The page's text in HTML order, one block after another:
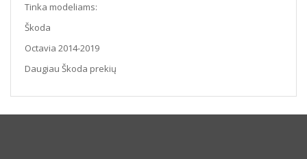
Tinka modeliams:
Škoda
Octavia 2014-2019
Daugiau Škoda prekių